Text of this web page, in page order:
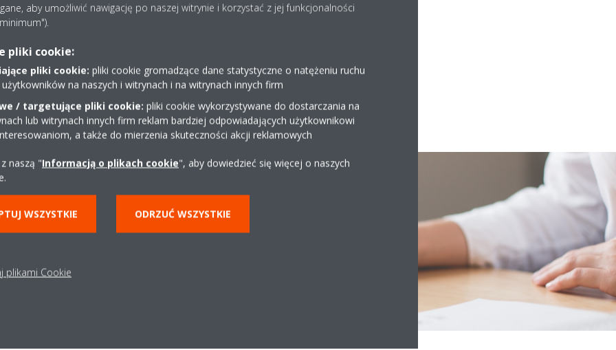
ILE PRĄDU ZUŻYWA KLIMATYZATOR
POZNAJ KLIMATYZATORY DAIKIN
aby umożliwić nawigację po naszej witrynie i korzystać z jej funkcjonalności
pliki cookie:
pliki cookie: pliki cookie gromadzące dane statystyczne o natężeniu ruchu
na naszych i witrynach i na witrynach innych firm
/ targetujące pliki cookie: pliki cookie wykorzystywane do dostarczania na
lub witrynach innych firm reklam bardziej odpowiadających użytkownikowi
a także do mierzenia skuteczności akcji reklamowych
naszą "Informacją o plikach cookie", aby dowiedzieć się więcej o naszych
WSZYSTKIE ODRZUĆ WSZYSTKIE
plikami Cookie